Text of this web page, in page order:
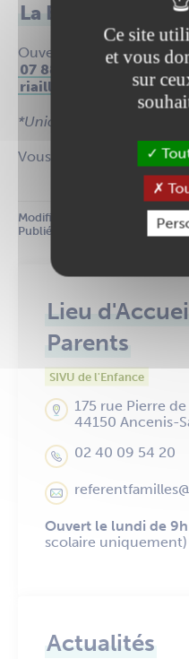
La Bulle d’Erdre
Ouvert le jeudi de 9h à
07 88 75 61 10
riaille.com
*Uniquement en période
Vous pouvez vous rendre
Modifié le :
15 janvier 2026
Publié le :
Lieu
Parents
SIVU de l'Enfance
175 rue Pierre
44150 Ancenis-
02 40 09 54 20
Ouvert le lundi de 9h
scolaire uniquement)
Actualités
Ce site
et vous
sur